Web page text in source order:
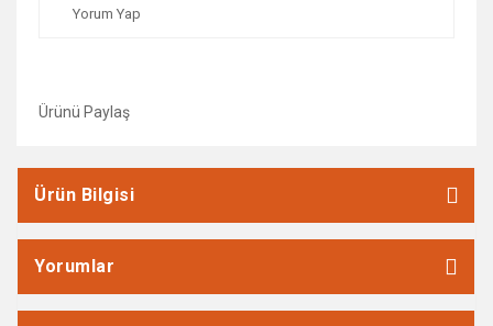
Yorum Yap
Ürünü Paylaş
Ürün Bilgisi
Yorumlar